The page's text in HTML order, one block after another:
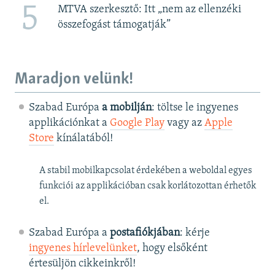
5
MTVA szerkesztő: Itt „nem az ellenzéki
összefogást támogatják”
Maradjon velünk!
Szabad Európa a mobilján: töltse le ingyenes
applikációnkat a Google Playvagy az Apple
Store kínálatából!
A stabil mobilkapcsolat érdekében a weboldal egyes
funkciói az applikációban csak korlátozottan érhetők
el.
Szabad Európa a postafiókjában: kérje
ingyenes hírlevelünket, hogy elsőként
értesüljön cikkeinkről!